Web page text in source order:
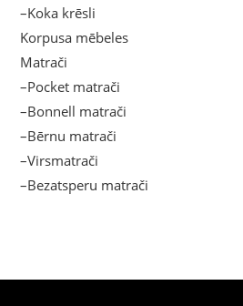
–Koka krēsli
Korpusa mēbeles
Matrači
–Pocket matrači
–Bonnell matrači
–Bērnu matrači
–Virsmatrači
–Bezatsperu matrači